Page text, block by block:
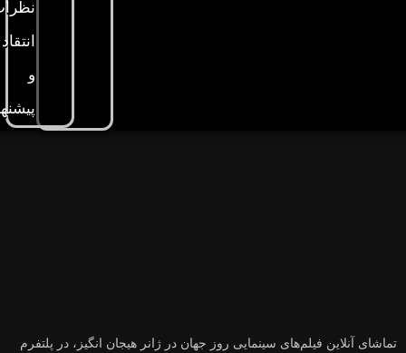
انتقاد
و
تماشای آنلاین فیلم‌های سینمایی روز جهان در ژانر هیجان انگیز، در پلتفرم